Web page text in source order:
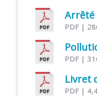
PDF |
PDF |
Livret
PDF |